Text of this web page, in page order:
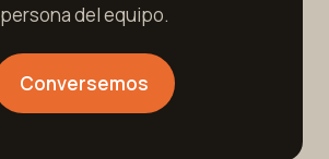
persona del equipo.
Conversemos